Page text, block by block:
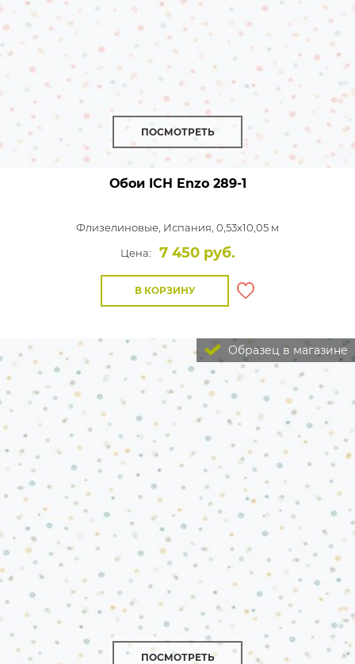
ПОСМОТРЕТЬ
Обои ICH Enzo289-1
Флизелиновые, Испания, 0,53x10,05 м
Цена:
7 450 руб.
В КОРЗИНУ
Образец в магазине
ПОСМОТРЕТЬ